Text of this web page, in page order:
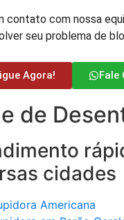
contato com nossa
seu problema de
Agora! Fale
de
cidades
Americana